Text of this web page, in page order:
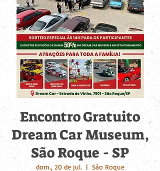
Encontro Gratuito
Dream Car Museum,
São Roque - SP
dom., 20 de jul.
  |
São Roque